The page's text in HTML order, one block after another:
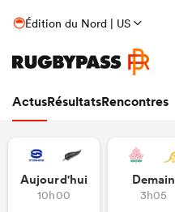
Édition du Nord | US
ActusRésultatsRencontres
Aujourd'hui
10h00
Demain
3h05